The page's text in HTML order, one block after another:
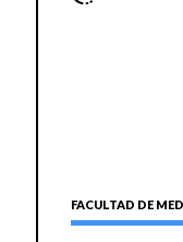
FACULTAD DE